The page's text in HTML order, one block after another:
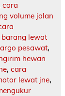
cara
volume jalan
lewat
pesawat,
hewan
, cara
lewat jne,